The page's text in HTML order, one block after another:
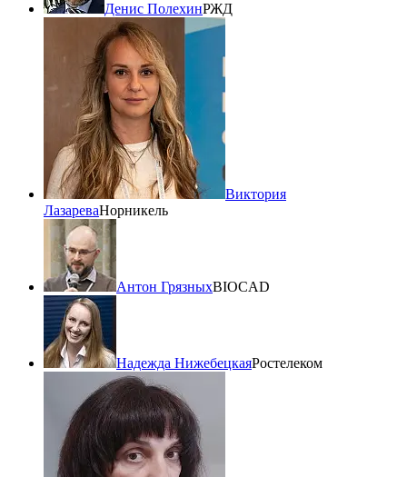
Денис ПолехинРЖД
Виктория
ЛазареваНорникель
Антон ГрязныхBIOCAD
Надежда НижебецкаяРостелеком